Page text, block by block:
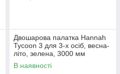
Двошарова палатка Hannah
Tycoon 3 для 3-х осіб, весна-
літо, зелена, 3000 мм
водовідштовхування
В наявності